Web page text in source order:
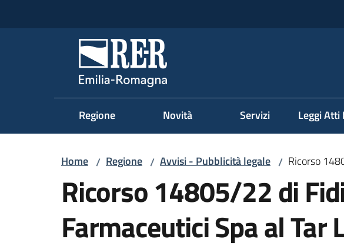
Regione Emilia-Romagna
Regione Novità Servizi Leggi Atti
Home / Regione / Avvisi - Pubblicità legale / Ricorso
Ricorso 14805/22 di
Farmaceutici Spa al Tar